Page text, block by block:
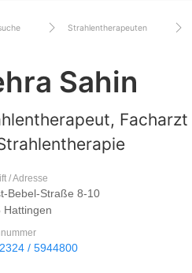
Strahlentherapeuten
Sahin
Facharzt
/ Adresse
Bebel-Straße 8-10
Hattingen
/ 5944800